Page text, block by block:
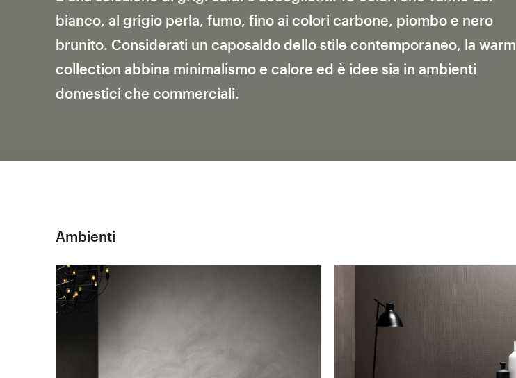
bianco, al grigio perla, fumo, fino ai colori carbone, piombo e nero
brunito. Considerati un caposaldo dello stile contemporaneo, la warm
collection abbina minimalismo e calore ed è idee sia in ambienti
domestici che commerciali.
Ambienti